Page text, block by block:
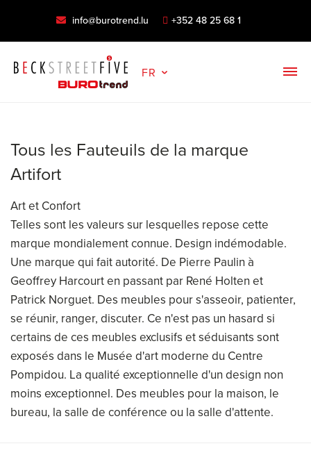
info@burotrend.lu +352 48 25 68 1
FR
Tous les Fauteuils de la marque
Artifort
Art et Confort
Telles sont les valeurs sur lesquelles repose cette
marque mondialement connue. Design indémodable.
Une marque qui fait autorité. De Pierre Paulin à
Geoffrey Harcourt en passant par René Holten et
Patrick Norguet. Des meubles pour s'asseoir, patienter,
se réunir, ranger, discuter. Ce n'est pas un hasard si
certains de ces meubles exclusifs et séduisants sont
exposés dans le Musée d'art moderne du Centre
Pompidou. La qualité exceptionnelle d'un design non
moins exceptionnel. Des meubles pour la maison, le
bureau, la salle de conférence ou la salle d'attente.